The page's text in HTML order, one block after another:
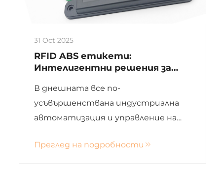
31 Oct 2025
RFID ABS етикети:
Интелигентни решения за
промишлени среди
В днешната все по-
усъвършенствана индустриална
автоматизация и управление на
технологии за идентификация са
Преглед на подробности